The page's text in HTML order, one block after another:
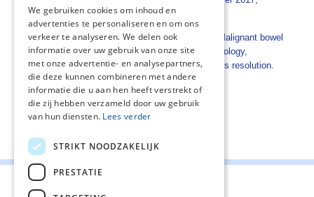
27:1350-9.
Tuca A, Guell E, Martinez-Losada, Codorniu N. Malignant bowel
obstruction in advanced cancer patiënts: epidemiology,
management and factors, influencing spontaneous resolution.
Cancer Manag Res 2012; 4:159-69.
Deel deze pagina:
We gebruiken cookies om inhoud en
advertenties te personaliseren en om ons
verkeer te analyseren. We delen ook
informatie over uw gebruik van onze site
met onze advertentie- en analysepartners,
die deze kunnen combineren met andere
informatie die u aan hen heeft verstrekt of
die zij hebben verzameld door uw gebruik
van hun diensten. Lees verder
STRIKT NOODZAKELIJK
PRESTATIE